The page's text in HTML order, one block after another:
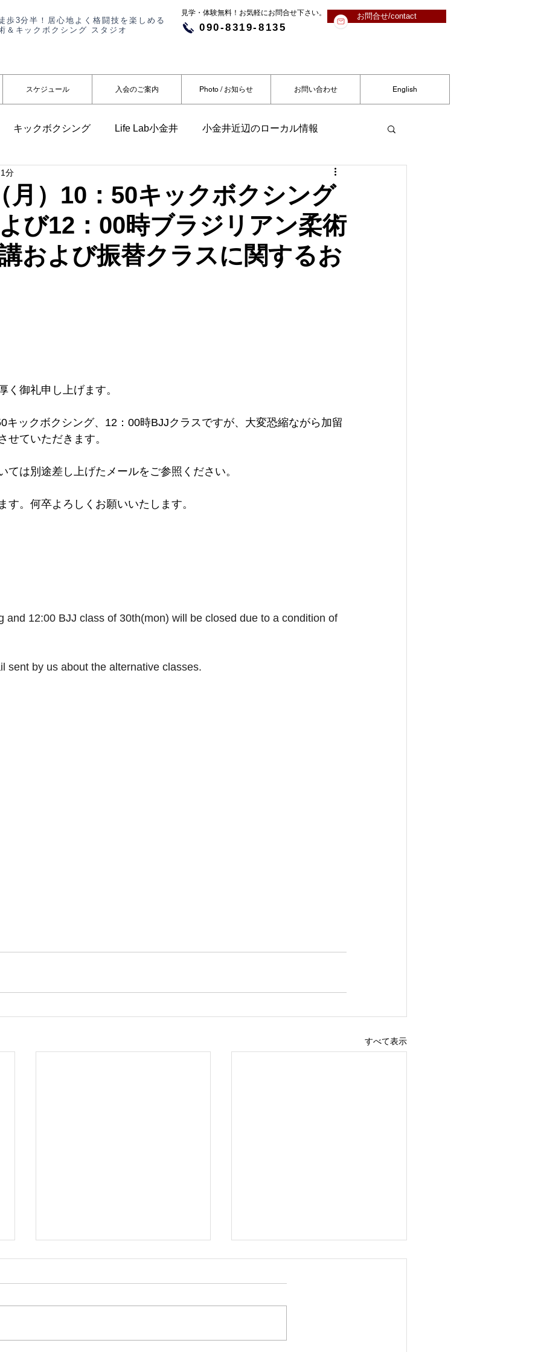
歩3分半！居心地よく格闘技を楽しめる
＆キックボクシング スタジオ
090-8319-8135
お問合せ/contact
​​見学・体験無料！お気軽にお問合せ下さい。
スケジュール 入会のご案内 Photo / お知らせ お問い合わせ English
キックボクシング Life Lab小金井 小金井近辺のローカル情報
せ
月）10：50キックボクシング
び12：00時ブラジリアン柔術
および振替クラスに関するお
分
く御礼申し上げます。
キックボクシング、12：00時BJJクラスですが、大変恐縮ながら加留
せていただきます。
ては別途差し上げたメールをご参照ください。
す。何卒よろしくお願いいたします。
and 12:00 BJJ class of 30th(mon) will be closed due to a condition of
sent by us about the alternative classes.
すべて表示